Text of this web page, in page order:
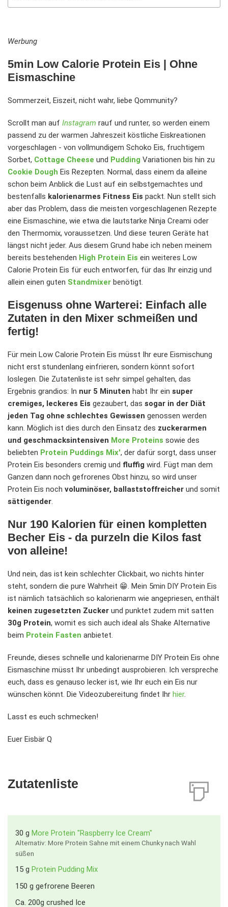
Werbung
5min Low Calorie Protein Eis | Ohne
Eismaschine
Sommerzeit, Eiszeit, nicht wahr, liebe Qommunity?
Scrollt man auf Instagram rauf und runter, so werden einem
passend zu der warmen Jahreszeit köstliche Eiskreationen
vorgeschlagen - von vollmundigem Schoko Eis, fruchtigem
Sorbet, Cottage Cheese und Pudding Variationen bis hin zu
Cookie Dough Eis Rezepten. Normal, dass einem da alleine
schon beim Anblick die Lust auf ein selbstgemachtes und
bestenfalls kalorienarmes Fitness Eis packt. Nun stellt sich
aber das Problem, dass die meisten vorgeschlagenen Rezepte
eine Eismaschine, wie etwa die lautstarke Ninja Creami oder
den Thermomix, voraussetzen. Und diese teuren Geräte hat
längst nicht jeder. Aus diesem Grund habe ich neben meinem
bereits bestehenden High Protein Eis ein weiteres Low
Calorie Protein Eis für euch entworfen, für das Ihr einzig und
allein einen guten Standmixer benötigt.
Eisgenuss ohne Warterei: Einfach alle
Zutaten in den Mixer schmeißen und
fertig!
Für mein Low Calorie Protein Eis müsst Ihr eure Eismischung
nicht erst stundenlang einfrieren, sondern könnt sofort
loslegen. Die Zutatenliste ist sehr simpel gehalten, das
Ergebnis grandios: In nur 5 Minuten habt Ihr ein super
cremiges, leckeres Eis gezaubert, das sogar in der Diät
jeden Tag ohne schlechtes Gewissen genossen werden
kann. Möglich ist dies durch den Einsatz des zuckerarmen
und geschmacksintensiven More Proteins sowie des
beliebten Protein Puddings Mix', der dafür sorgt, dass unser
Protein Eis besonders cremig und fluffig wird. Fügt man dem
Ganzen dann noch gefrorenes Obst hinzu, so wird unser
Protein Eis noch voluminöser, ballaststoffreicher und somit
sättigender.
Nur 190 Kalorien für einen kompletten
Becher Eis - da purzeln die Kilos fast
von alleine!
Und nein, das ist kein schlechter Clickbait, wo nichts hinter
steht, sondern die pure Wahrheit 😁. Mein 5min DIY Protein Eis
ist nämlich tatsächlich so kalorienarm wie angepriesen, enthält
keinen zugesetzten Zucker und punktet zudem mit satten
30g Protein, womit es sich auch ideal als Shake Alternative
beim Protein Fasten anbietet.
Freunde, dieses schnelle und kalorienarme DIY Protein Eis ohne
Eismaschine müsst Ihr unbedingt ausprobieren. Ich verspreche
euch, dass es genauso lecker ist, wie Ihr euch ein Eis nur
wünschen könnt. Die Videozubereitung findet Ihr hier.
Lasst es euch schmecken!
Euer Eisbär Q
Zutatenliste
30 g More Protein "Raspberry Ice Cream"
Alternativ: More Protein Sahne mit einem Chunky nach Wahl
süßen
15 g Protein Pudding Mix
150 g gefrorene Beeren
Ca. 200g crushed Ice